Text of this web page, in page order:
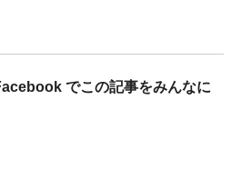
でこの記事をみんなに